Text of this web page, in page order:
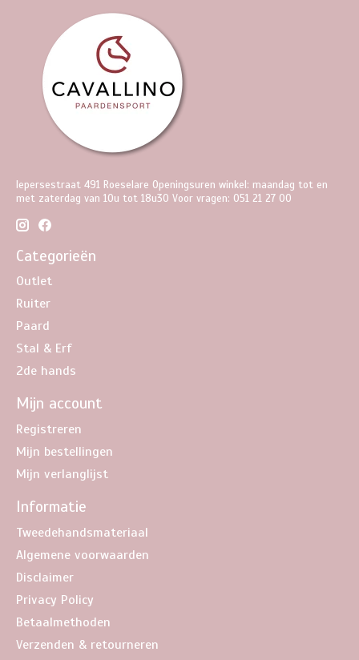
Iepersestraat 491 Roeselare Openingsuren winkel: maandag tot en
met zaterdag van 10u tot 18u30 Voor vragen: 051 21 27 00
Categorieën
Outlet
Ruiter
Paard
Stal & Erf
2de hands
Mijn account
Registreren
Mijn bestellingen
Mijn verlanglijst
Informatie
Tweedehandsmateriaal
Algemene voorwaarden
Disclaimer
Privacy Policy
Betaalmethoden
Verzenden & retourneren